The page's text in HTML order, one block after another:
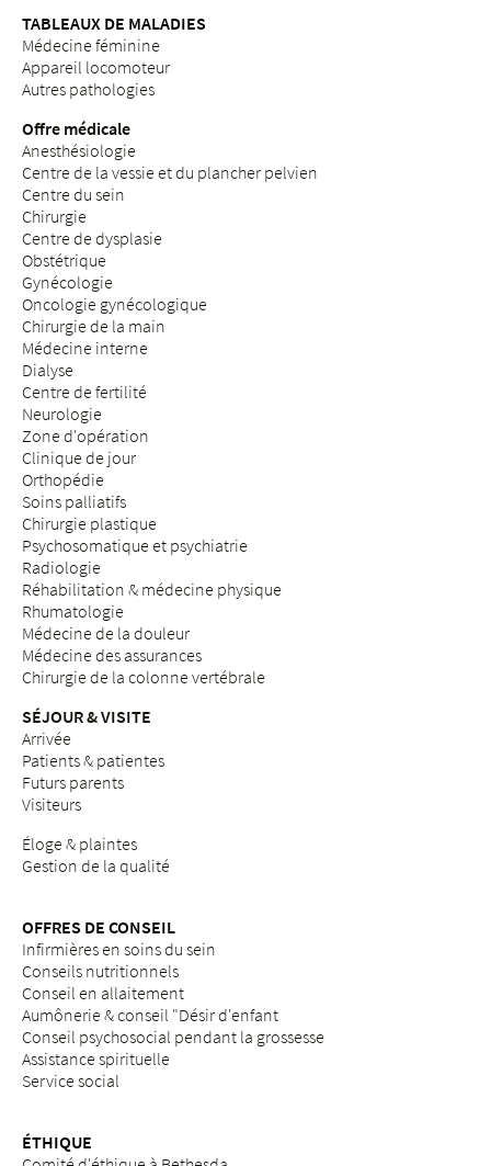
TABLEAUX DE MALADIES
Médecine féminine
Appareil locomoteur
Autres pathologies
Offre médicale
Anesthésiologie
Centre de la vessie et du plancher pelvien
Centre du sein
Chirurgie
Centre de dysplasie
Obstétrique
Gynécologie
Oncologie gynécologique
Chirurgie de la main
Médecine interne
Dialyse
Centre de fertilité
Neurologie
Zone d'opération
Clinique de jour
Orthopédie
Soins palliatifs
Chirurgie plastique
Psychosomatique et psychiatrie
Radiologie
Réhabilitation & médecine physique
Rhumatologie
Médecine de la douleur
Médecine des assurances
Chirurgie de la colonne vertébrale
SÉJOUR & VISITE
Arrivée
Patients & patientes
Futurs parents
Visiteurs
Éloge & plaintes
Gestion de la qualité
OFFRES DE CONSEIL
Infirmières en soins du sein
Conseils nutritionnels
Conseil en allaitement
Aumônerie & conseil "Désir d'enfant
Conseil psychosocial pendant la grossesse
Assistance spirituelle
Service social
ÉTHIQUE